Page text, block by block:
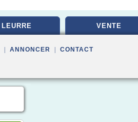
LEURRE VENTE
ANNONCER CONTACT